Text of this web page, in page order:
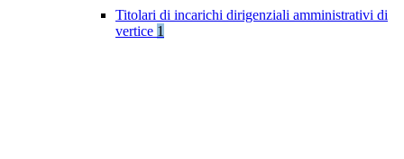
Titolari di incarichi dirigenziali amministrativi di
vertice 1